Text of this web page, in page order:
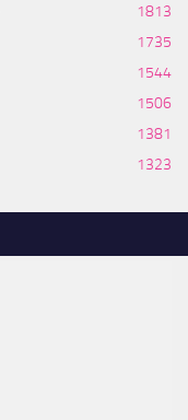
1813
1735
1544
1506
1381
1323